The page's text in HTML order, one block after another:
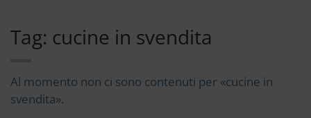
Tag: cucine in svendita
Al momento non ci sono contenuti per «cucine in
svendita».